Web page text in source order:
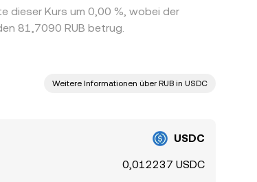
dieser Kurs um 0,00 %, wobei der
81,7090 RUB betrug.
Weitere Informationen über RUB in USDC
USDC
0,012237 USDC